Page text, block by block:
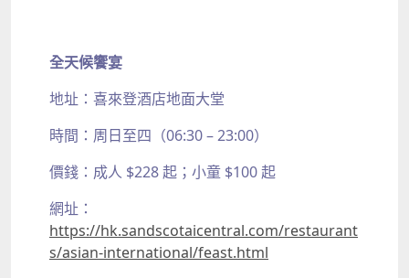
全天候饗宴
地址：喜來登酒店地面大堂
時間：周日至四（06:30 – 23:00）
價錢：成人 $228 起；小童 $100 起
網址：
https://hk.sandscotaicentral.com/restaurant
s/asian-international/feast.html